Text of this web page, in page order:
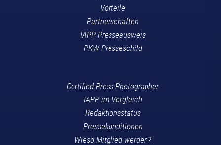
Vorteile
Partnerschaften
IAPP Presseausweis
PKW Presseschild
Certified Press Photographer
IAPP im Vergleich
Redaktionsstatus
Pressekonditionen
Wieso Mitglied werden?